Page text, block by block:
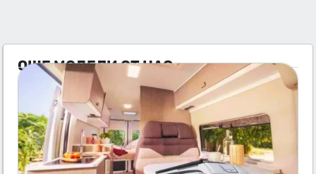
ОЩЕ МОДЕЛИ ОТ НАС